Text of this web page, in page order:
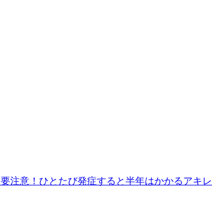
注意！ひとたび発症すると半年はかかるアキ